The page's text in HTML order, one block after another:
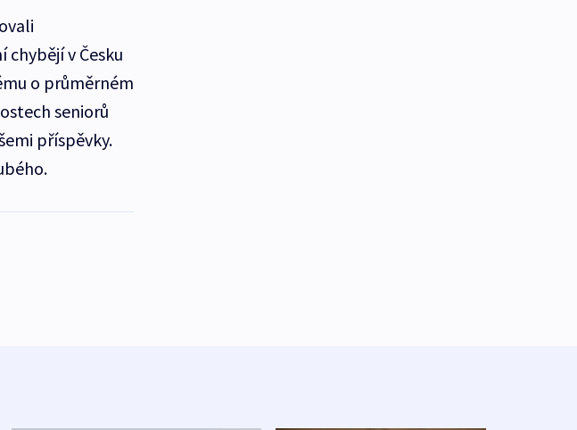
v Česku
o průměrném
seniorů
příspěvky.